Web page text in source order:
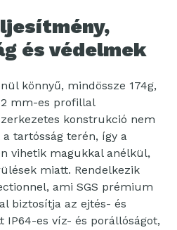
és védelmek
könnyű, mindössze 174g,
mm-es profillal
konstrukció nem
tartósság terén, így a
vihetik magukkal anélkül,
miatt. Rendelkezik
ami SGS prémium
biztosítja az ejtés- és
IP64-es víz- és porállóságot,